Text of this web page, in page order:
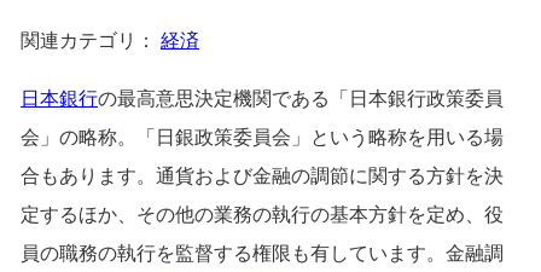
関連カテゴリ： 経済
日本銀行の最高意思決定機関である「日本銀行政策委員
会」の略称。「日銀政策委員会」という略称を用いる場
合もあります。通貨および金融の調節に関する方針を決
定するほか、その他の業務の執行の基本方針を定め、役
員の職務の執行を監督する権限も有しています。金融調